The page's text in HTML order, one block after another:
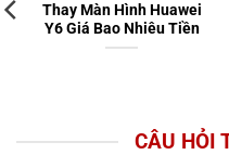
Thay Màn Hình Huawei
Y6 Giá Bao Nhiêu Tiền
CÂU HỎI